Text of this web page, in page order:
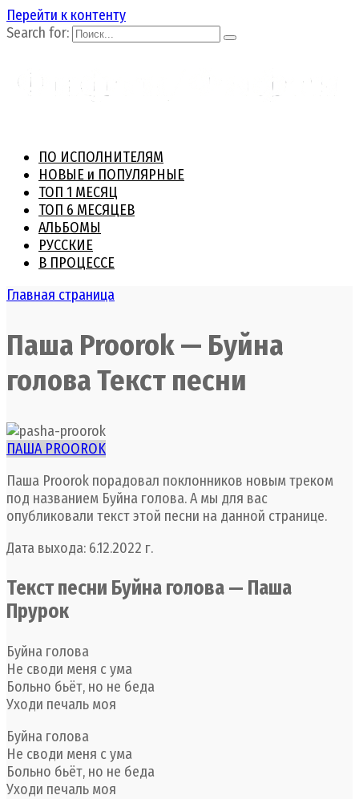
Перейти к контенту
Search for:
ПО ИСПОЛНИТЕЛЯМ
НОВЫЕ и ПОПУЛЯРНЫЕ
ТОП 1 МЕСЯЦ
ТОП 6 МЕСЯЦЕВ
АЛЬБОМЫ
РУССКИЕ
В ПРОЦЕССЕ
Главная страница
Паша Proorok — Буйна
голова Текст песни
ПАША PROOROK
Паша Proorok порадовал поклонников новым треком
под названием Буйна голова. А мы для вас
опубликовали текст этой песни на данной странице.
Дата выхода: 6.12.2022 г.
Текст песни Буйна голова — Паша
Прурок
Буйна голова
Не своди меня с ума
Больно бьёт, но не беда
Уходи печаль моя
Буйна голова
Не своди меня с ума
Больно бьёт, но не беда
Уходи печаль моя